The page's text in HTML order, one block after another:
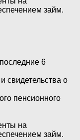
займ.
6
свидетельства о
пенсионного
на
займ.